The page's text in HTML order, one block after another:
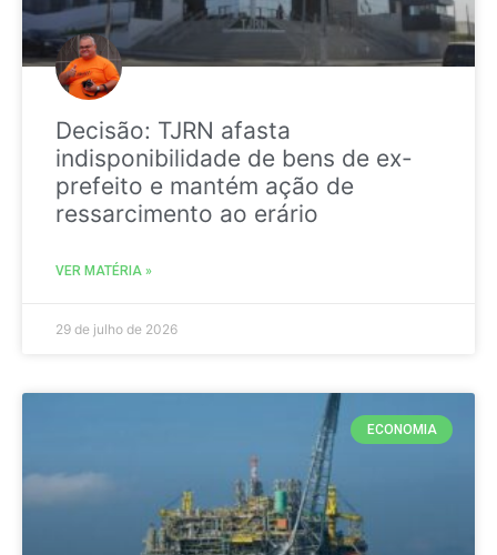
Decisão: TJRN afasta
indisponibilidade de bens de ex-
prefeito e mantém ação de
ressarcimento ao erário
VER MATÉRIA »
29 de julho de 2026
ECONOMIA